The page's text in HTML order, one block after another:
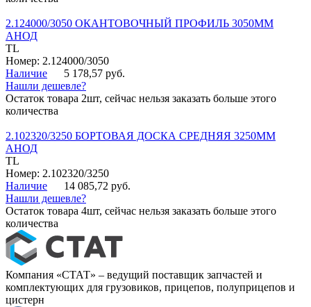
2.124000/3050 ОКАНТОВОЧНЫЙ ПРОФИЛЬ 3050ММ
АНОД
TL
Номер: 2.124000/3050
Наличие
5 178,57 руб.
Нашли дешевле?
Остаток товара 2шт, сейчас нельзя заказать больше этого
количества
2.102320/3250 БОРТОВАЯ ДОСКА СРЕДНЯЯ 3250ММ
АНОД
TL
Номер: 2.102320/3250
Наличие
14 085,72 руб.
Нашли дешевле?
Остаток товара 4шт, сейчас нельзя заказать больше этого
количества
Компания «СТАТ» – ведущий поставщик запчастей и
комплектующих для грузовиков, прицепов, полуприцепов и
цистерн